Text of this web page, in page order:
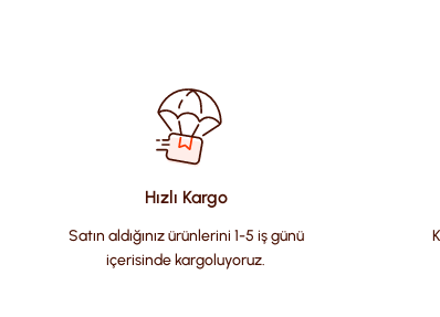
Ürün resmi kalitesiz, bozuk veya görüntülenemiyor.
Ürün açıklamasında eksik bilgiler bulunuyor.
Ürün bilgilerinde hatalar bulunuyor.
Bu ürüne benzer farklı alternatifler olmalı.
Hızlı Kargo
Satın aldığınız ürünlerini 1-5 iş günü
içerisinde kargoluyoruz.